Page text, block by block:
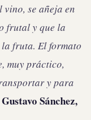
se añeja en
frutal y que la
fruta. El formato
muy práctico,
y para
Gustavo Sánchez,